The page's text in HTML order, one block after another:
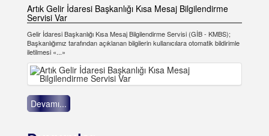
Artık Gelir İdaresi Başkanlığı Kısa Mesaj Bilgilendirme
Servisi Var
Gelir İdaresi Başkanlığı Kısa Mesaj Bilgilendirme Servisi (GİB - KMBS);
Başkanlığımız tarafından açıklanan bilgilerin kullanıcılara otomatik bildirimle
iletilmesi «...»
Devamı...